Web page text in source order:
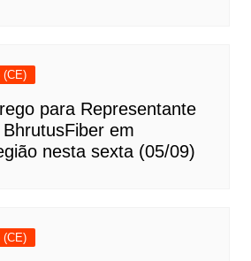
(CE)
para Representante
em
nesta sexta (05/09)
(CE)